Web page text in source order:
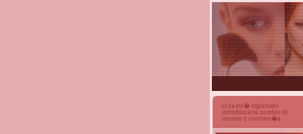
si ya est� registrado
introduzca su nombre de
usuario y contrase�a